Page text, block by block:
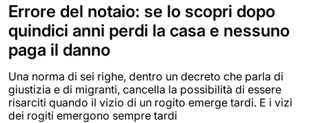
Errore del notaio: se lo scopri dopo
quindici anni perdi la casa e nessuno
paga il danno
Una norma di sei righe, dentro un decreto che parla di
giustizia e di migranti, cancella la possibilità di essere
risarciti quando il vizio di un rogito emerge tardi. E i vizi
dei rogiti emergono sempre tardi